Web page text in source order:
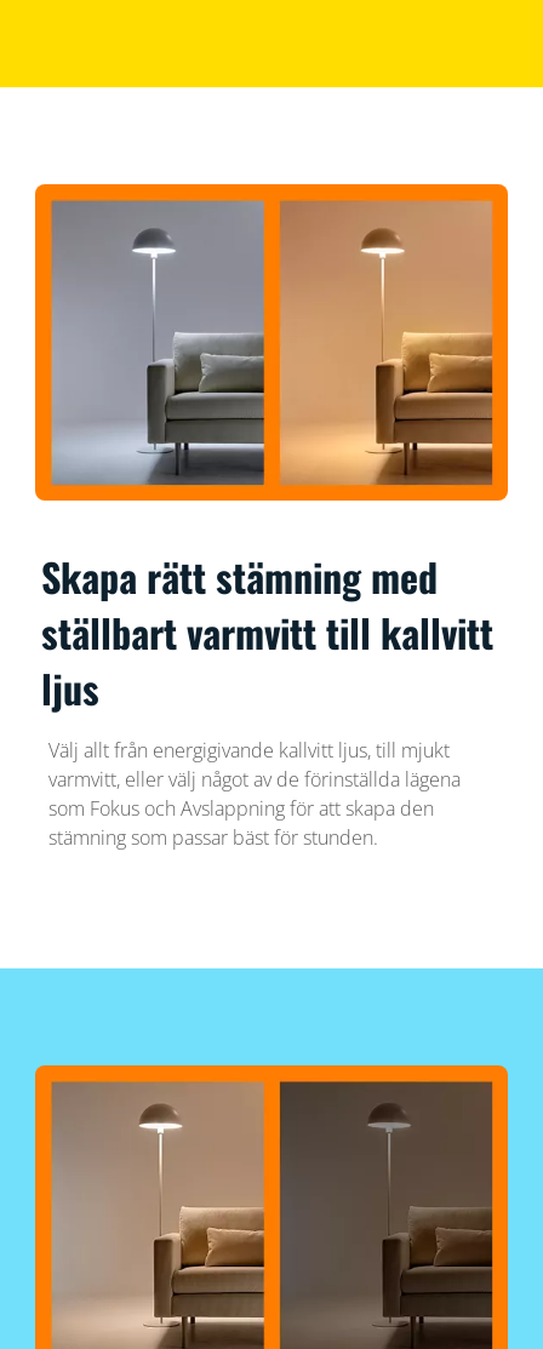
Skapa rätt stämning med
ställbart varmvitt till kallvitt
ljus
Välj allt från energigivande kallvitt ljus, till mjukt
varmvitt, eller välj något av de förinställda lägena
som Fokus och Avslappning för att skapa den
stämning som passar bäst för stunden.